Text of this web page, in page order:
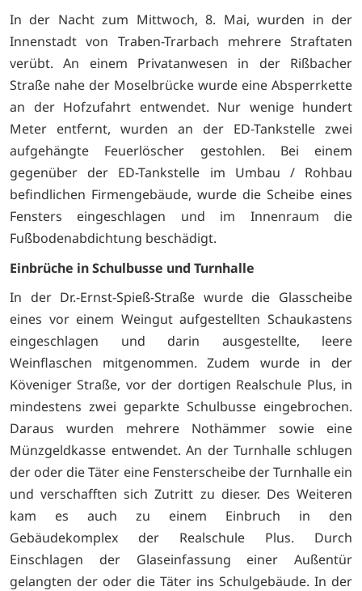
In der Nacht zum Mittwoch, 8. Mai, wurden in der
Innenstadt von Traben-Trarbach mehrere Straftaten
verübt. An einem Privatanwesen in der Rißbacher
Straße nahe der Moselbrücke wurde eine Absperrkette
an der Hofzufahrt entwendet. Nur wenige hundert
Meter entfernt, wurden an der ED-Tankstelle zwei
aufgehängte Feuerlöscher gestohlen. Bei einem
gegenüber der ED-Tankstelle im Umbau / Rohbau
befindlichen Firmengebäude, wurde die Scheibe eines
Fensters eingeschlagen und im Innenraum die
Fußbodenabdichtung beschädigt.
Einbrüche in Schulbusse und Turnhalle
In der Dr.-Ernst-Spieß-Straße wurde die Glasscheibe
eines vor einem Weingut aufgestellten Schaukastens
eingeschlagen und darin ausgestellte, leere
Weinflaschen mitgenommen. Zudem wurde in der
Köveniger Straße, vor der dortigen Realschule Plus, in
mindestens zwei geparkte Schulbusse eingebrochen.
Daraus wurden mehrere Nothämmer sowie eine
Münzgeldkasse entwendet. An der Turnhalle schlugen
der oder die Täter eine Fensterscheibe der Turnhalle ein
und verschafften sich Zutritt zu dieser. Des Weiteren
kam es auch zu einem Einbruch in den
Gebäudekomplex der Realschule Plus. Durch
Einschlagen der Glaseinfassung einer Außentür
gelangten der oder die Täter ins Schulgebäude. In der